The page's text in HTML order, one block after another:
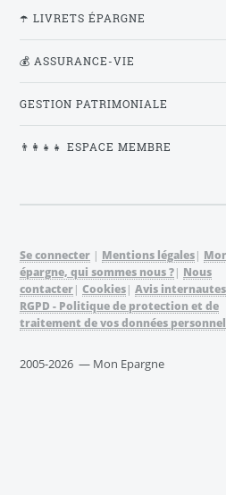
☂️ LIVRETS ÉPARGNE
💰 ASSURANCE-VIE
GESTION PATRIMONIALE
👨‍👩‍👧‍👧 ESPACE MEMBRE
Se connecter | Mentions légales|
épargne, qui sommes nous ?| Nous
contacter| Cookies| Avis internautes
RGPD - Politique de protection et de
traitement de vos données
2005-2026 — Mon Epargne